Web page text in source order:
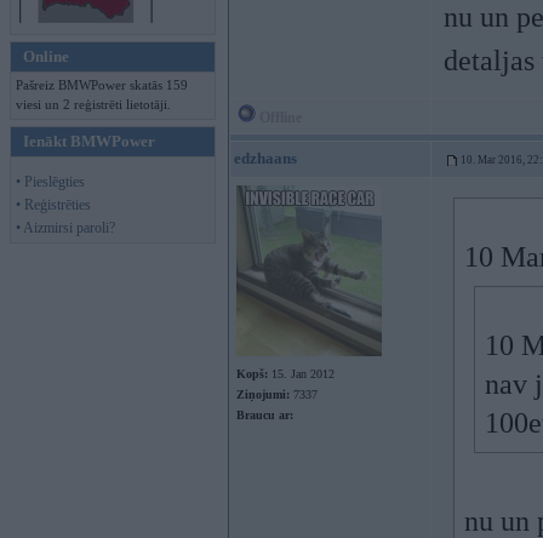
Online
Pašreiz BMWPower skatās 159
viesi un 2 reģistrēti lietotāji.
Ienākt BMWPower
• Pieslēgties
• Reģistrēties
• Aizmirsi paroli?
nu un
edzhaans 10. Mar 2016,
Kopš: 15. Jan 2012
Ziņojumi: 7337
Braucu ar:
10
10
nav
nu un